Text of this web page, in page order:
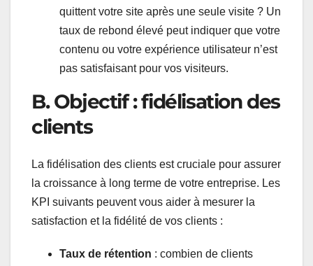
quittent votre site après une seule visite ? Un
taux de rebond élevé peut indiquer que votre
contenu ou votre expérience utilisateur n’est
pas satisfaisant pour vos visiteurs.
B. Objectif : fidélisation des
clients
La fidélisation des clients est cruciale pour assurer
la croissance à long terme de votre entreprise. Les
KPI suivants peuvent vous aider à mesurer la
satisfaction et la fidélité de vos clients :
Taux de rétention : combien de clients